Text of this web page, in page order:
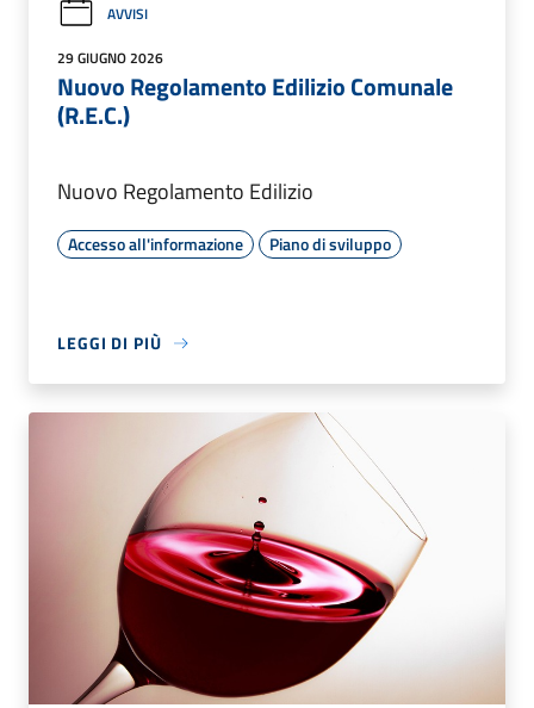
AVVISI
29 GIUGNO 2026
Nuovo Regolamento Edilizio Comunale
(R.E.C.)
Nuovo Regolamento Edilizio
Accesso all'informazione Piano di sviluppo
LEGGI DI PIÙ